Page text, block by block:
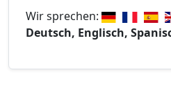
Wir sprechen:
Deutsch, Englisch,